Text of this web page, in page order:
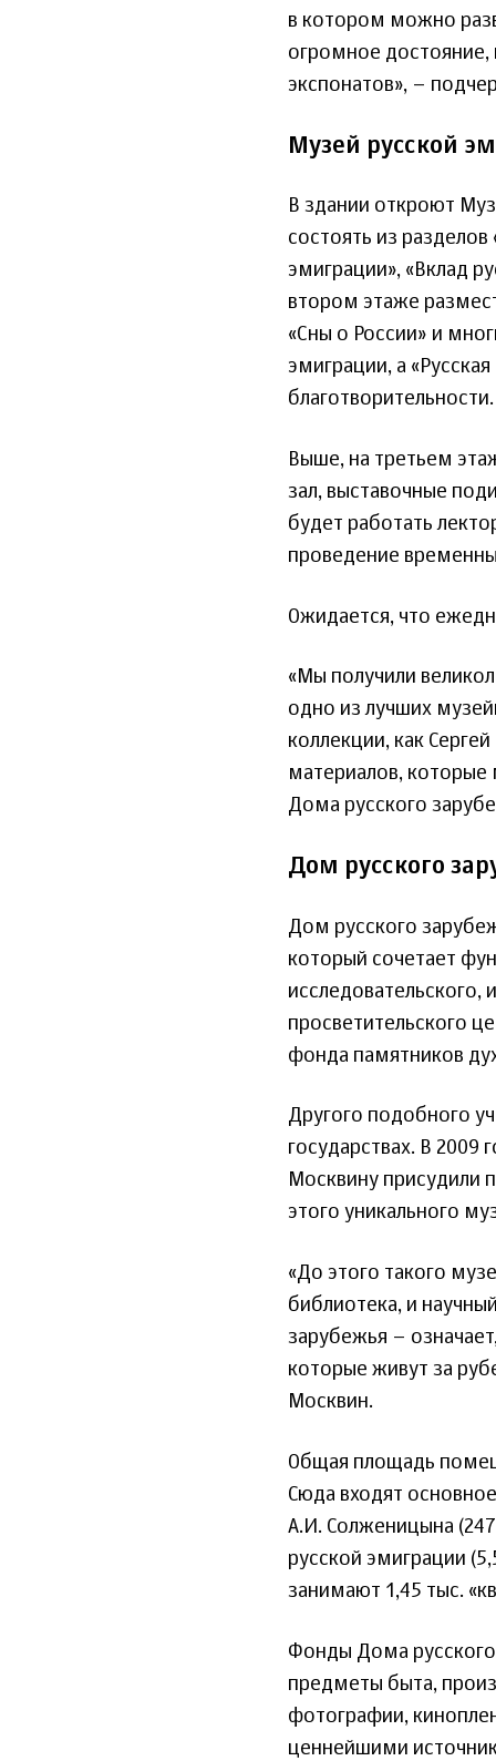
в котором можно
огромное
экспонатов», –
Музей русской
В здании откроют
состоять из
эмиграции», «Вклад
втором этаже
«Сны о России» и
эмиграции, а
благотворительности.
Выше, на третьем
зал, выставочные
будет работать
проведение
Ожидается, что
«Мы получили
одно из лучших
коллекции, как
материалов, которые
Дома русского
Дом русского
Дом русского
который сочетает
исследовательского,
просветительского
фонда памятников
Другого подобного
государствах. В 2009
Москвину присудили
этого уникального
«До этого такого
библиотека, и
зарубежья –
которые живут за
Москвин.
Общая площадь
Сюда входят
А.И. Солженицына
русской эмиграции
занимают 1,45 тыс.
Фонды Дома
предметы быта,
фотографии,
ценнейшими